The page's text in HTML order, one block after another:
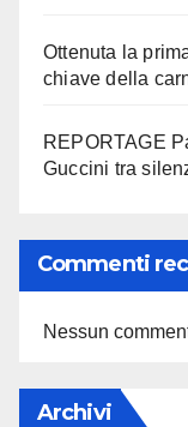
Ottenuta la
chiave della
REPORTAGE
Guccini tra
Commenti
Nessun
Archivi